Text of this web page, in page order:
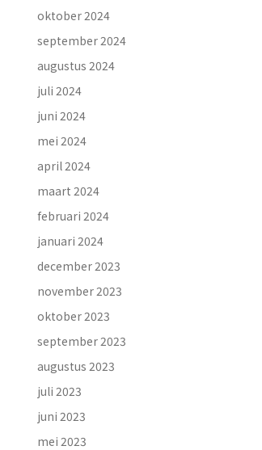
oktober 2024
september 2024
augustus 2024
juli 2024
juni 2024
mei 2024
april 2024
maart 2024
februari 2024
januari 2024
december 2023
november 2023
oktober 2023
september 2023
augustus 2023
juli 2023
juni 2023
mei 2023